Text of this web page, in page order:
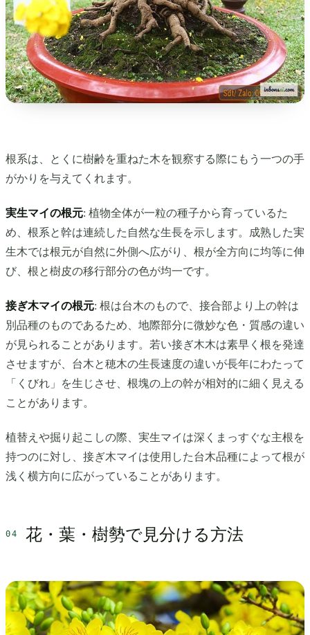
根系は、とくに樹齢を重ねた木を観察する際にもう一つの手
がかりを与えてくれます。
実生マイの根元: 植物全体が一粒の種子から育っているた
め、根系と幹は連続した自然な生長を示します。成熟した実
生木では根元が自然に外側へ広がり、根が全方向に均等に伸
び、根と樹皮の移行部分の色が均一です。
接ぎ木マイの根元: 根は台木のもので、接合部より上の幹は
別品種のものであるため、地際部分に微妙な色・質感の違い
が見られることがあります。若い接ぎ木木は素早く根を発達
させますが、台木と穂木の生長速度の違いが長年にわたって
「くびれ」を生じさせ、根塊の上の幹が相対的に細く見える
ことがあります。
植替えや掘り起こしの際、実生マイは深くまっすぐな主根を
持つのに対し、接ぎ木マイは使用した台木品種によって根が
浅く横方向に広がっていることがあります。
花・葉・樹勢で見分ける方法